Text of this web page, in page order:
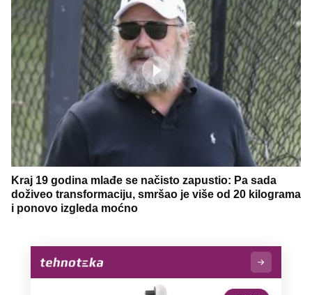
Kraj 19 godina mlađe se načisto zapustio: Pa sada
doživeo transformaciju, smršao je više od 20 kilograma
i ponovo izgleda moćno